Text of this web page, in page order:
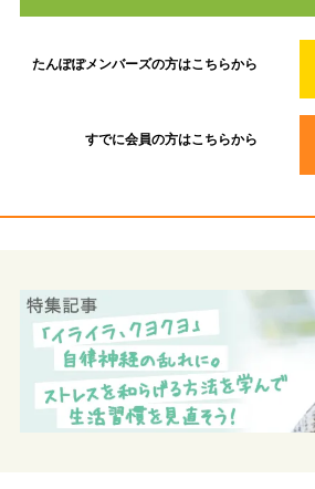
たんぽぽメンバーズの方はこちらから
すでに会員の方はこちらから